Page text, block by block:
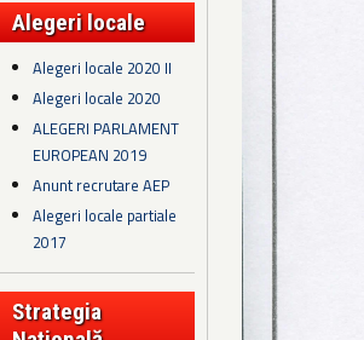
Alegeri locale
Alegeri locale 2020 II
Alegeri locale 2020
ALEGERI PARLAMENT
EUROPEAN 2019
Anunt recrutare AEP
Alegeri locale partiale
2017
Strategia